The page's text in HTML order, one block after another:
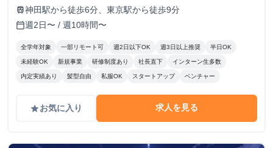
train神田駅から徒歩6分、東京駅から徒歩9分
calendar_today週2日〜 / 週10時間〜
全学年対象 一部リモート可 週2日以下OK 週3日以上推奨 半日OK
未経験OK 新規事業 研修制度あり 社長直下 インターン生多数
内定実績あり 髪型自由 私服OK スタートアップ ベンチャー
gradeお気に入り 求人を見る